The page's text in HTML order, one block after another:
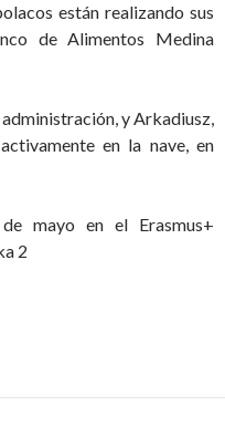
están realizando sus
de Alimentos Medina
administración, y Arkadiusz,
en la nave, en
mayo en el Erasmus+
2